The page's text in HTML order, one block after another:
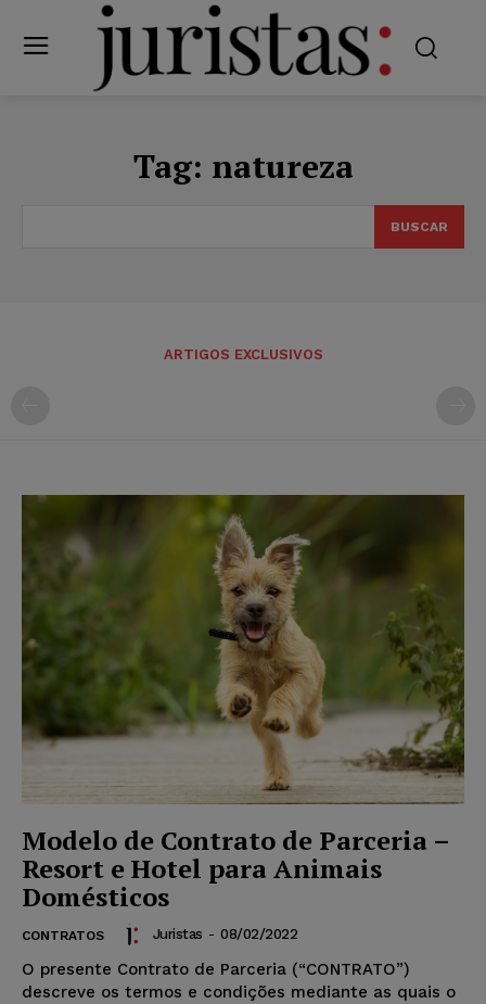
Tag: natureza
BUSCAR
ARTIGOS EXCLUSIVOS
Modelo de Contrato de Parceria –
Resort e Hotel para Animais
Domésticos
CONTRATOS Juristas - 08/02/2022
O presente Contrato de Parceria (“CONTRATO”)
descreve os termos e condições mediante as quais o